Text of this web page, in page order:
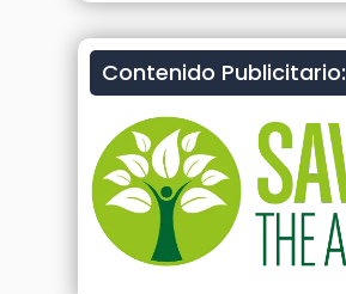
Contenido Publicitario: